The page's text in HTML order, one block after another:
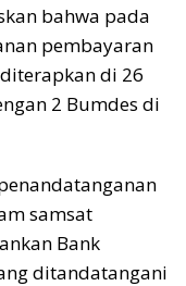
bahwa pada
pembayaran
di 26
2 Bumdes di
samsat
Bank
ditandatangani